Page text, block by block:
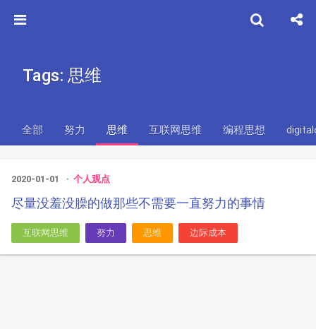
Tags: 思维
全部 努力 思维 互联网思维 编程思想
2020-01-01 个人观点
尽量没羞没臊的做那些不需要一直努力的事情
互联网思维 努力 思维 边际成本